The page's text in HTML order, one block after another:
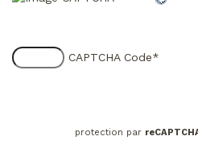
CAPTCHA Code*
protection par